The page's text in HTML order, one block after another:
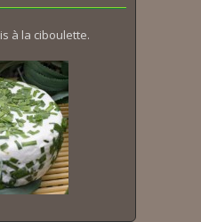
à la ciboulette.